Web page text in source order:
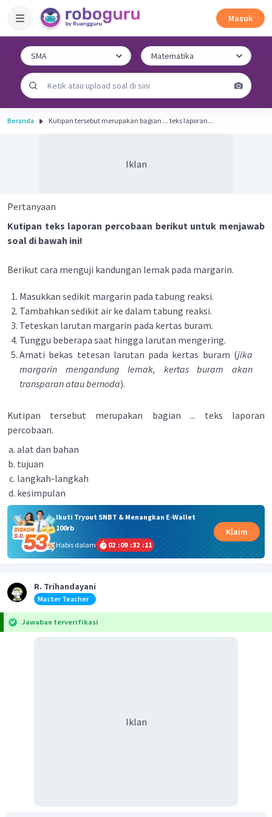
Masuk
Beranda Kutipan tersebut merupakan bagian ... teks Iaporan...
Iklan
Pertanyaan
Kutipan teks laporan percobaan berikut untuk menjawab
soal di bawah ini!
Berikut cara menguji kandungan lemak pada margarin.
Masukkan sedikit margarin pada tabung reaksi.
Tambahkan sedikit air ke dalam tabung reaksi.
Teteskan larutan margarin pada kertas buram.
Tunggu beberapa saat hingga larutan mengering.
Amati bekas tetesan larutan pada kertas buram (jika
margarin mengandung lemak, kertas buram akan
transparan atau bernoda).
Kutipan tersebut merupakan bagian ... teks Iaporan
percobaan.
alat dan bahan
tujuan
langkah-langkah
kesimpulan
Ikuti Tryout SNBT & Menangkan E-Wallet
100rb
Habis dalam
02 :09 :32 :11
Klaim
R. Trihandayani
Master Teacher
Jawaban terverifikasi
Iklan